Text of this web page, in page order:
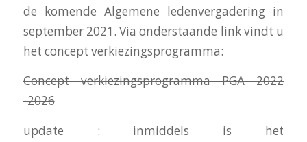
de komende Algemene ledenvergadering in
september 2021. Via onderstaande link vindt u
het concept verkiezingsprogramma:
Concept verkiezingsprogramma PGA 2022
-2026
update : inmiddels is het